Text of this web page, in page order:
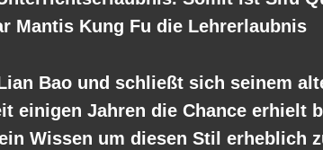
Mantis Kung Fu die Lehrerlaubnis
Bao und schließt sich seinem
einigen Jahren die Chance erhielt
Wissen um diesen Stil erheblich